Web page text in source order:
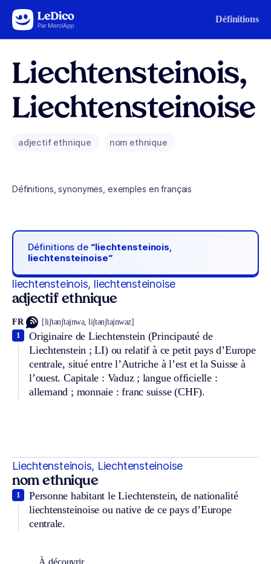
Aller au contenu Définitions
Liechtensteinois,
Liechtensteinoise
adjectif ethnique nom ethnique
Définitions, synonymes, exemples en français
Définitions de “liechtensteinois,
liechtensteinoise“
liechtensteinois, liechtensteinoise
adjectif ethnique
FR [liʃtənʃtajnwa, liʃtənʃtajnwaz]
Originaire de Liechtenstein (Principauté de
Liechtenstein ; LI) ou relatif à ce petit pays d’Europe
centrale, situé entre l’Autriche à l’est et la Suisse à
l’ouest. Capitale : Vaduz ; langue officielle :
allemand ; monnaie : franc suisse (CHF).
1
Liechtensteinois, Liechtensteinoise
nom ethnique
Personne habitant le Liechtenstein, de nationalité
liechtensteinoise ou native de ce pays d’Europe
centrale.
1
À découvrir